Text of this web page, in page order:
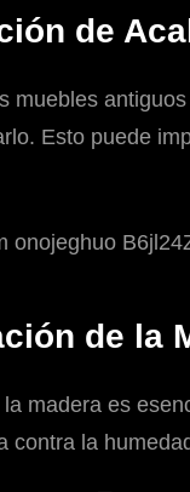
de
muebles
Esto puede
de la
madera es
contra la